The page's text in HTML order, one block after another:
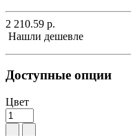
2 210.59 р.
Нашли дешевле
Доступные опции
Цвет